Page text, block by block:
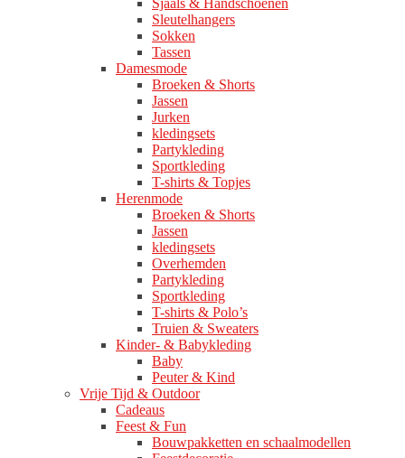
Sleutelhangers
Sokken
Tassen
Damesmode
Broeken & Shorts
Jassen
Jurken
kledingsets
Partykleding
Sportkleding
T-shirts & Topjes
Herenmode
Broeken & Shorts
Jassen
kledingsets
Overhemden
Partykleding
Sportkleding
T-shirts & Polo’s
Truien & Sweaters
Kinder- & Babykleding
Baby
Peuter & Kind
Vrije Tijd & Outdoor
Cadeaus
Feest & Fun
Bouwpakketten en schaalmodellen